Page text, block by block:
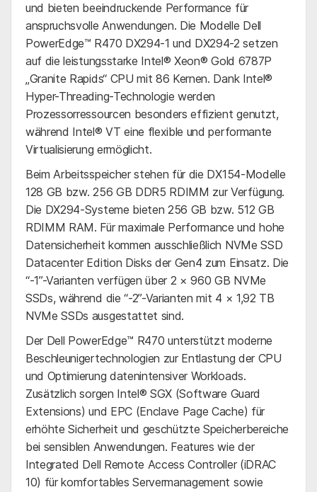
und bieten beeindruckende Performance für
anspruchsvolle Anwendungen. Die Modelle Dell
PowerEdge™ R470 DX294-1 und DX294-2 setzen
auf die leistungsstarke Intel® Xeon® Gold 6787P
„Granite Rapids“ CPU mit 86 Kernen. Dank Intel®
Hyper-Threading-Technologie werden
Prozessorressourcen besonders effizient genutzt,
während Intel® VT eine flexible und performante
Virtualisierung ermöglicht.
Beim Arbeitsspeicher stehen für die DX154-Modelle
128 GB bzw. 256 GB DDR5 RDIMM zur Verfügung.
Die DX294-Systeme bieten 256 GB bzw. 512 GB
RDIMM RAM. Für maximale Performance und hohe
Datensicherheit kommen ausschließlich NVMe SSD
Datacenter Edition Disks der Gen4 zum Einsatz. Die
“-1”-Varianten verfügen über 2 × 960 GB NVMe
SSDs, während die “-2”-Varianten mit 4 × 1,92 TB
NVMe SSDs ausgestattet sind.
Der Dell PowerEdge™ R470 unterstützt moderne
Beschleunigertechnologien zur Entlastung der CPU
und Optimierung datenintensiver Workloads.
Zusätzlich sorgen Intel® SGX (Software Guard
Extensions) und EPC (Enclave Page Cache) für
erhöhte Sicherheit und geschützte Speicherbereiche
bei sensiblen Anwendungen. Features wie der
Integrated Dell Remote Access Controller (iDRAC
10) für komfortables Servermanagement sowie